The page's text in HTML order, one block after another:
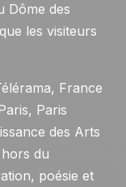
Dôme des
les visiteurs
France
Paris
des Arts
du
poésie et